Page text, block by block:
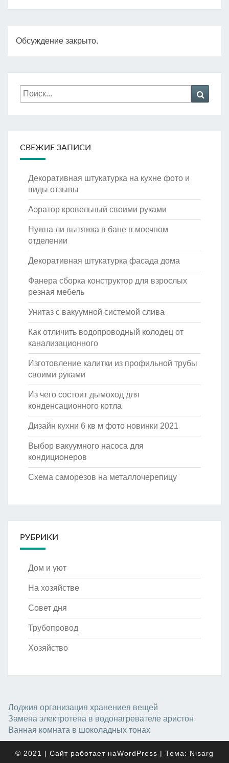
Обсуждение закрыто.
Искать:
СВЕЖИЕ ЗАПИСИ
Декоративная штукатурка на кухне фото и
виды отзывы
Аэратор кровельный своими руками
Нужна ли вытяжка в бане в моечном
отделении
Декоративная штукатурка фасада дома
Фанера сборка конструктор для взрослых
резная мебель
Унитаз с вакуумной системой слива
Как отличить водопроводный колодец от
канализационного
Изготовление калитки из профильной трубы
своими руками
Из чего состоит дымоход для
конденсационного котла
Дизайн кухни 6 кв м фото новинки 2021
Выбор вакуумного насоса для
кондиционеров
Схема саморезов на металлочерепицу
РУБРИКИ
Дом и уют
На хозяйстве
Совет дня
Трубопровод
Хозяйство
Лоджия организация хранениея вещей
Замена электротена в водонагревателе аристон
Ванная комната в шоколадных тонах
© 2021 | Сайт работает наWordPress | Тема: Nisarg